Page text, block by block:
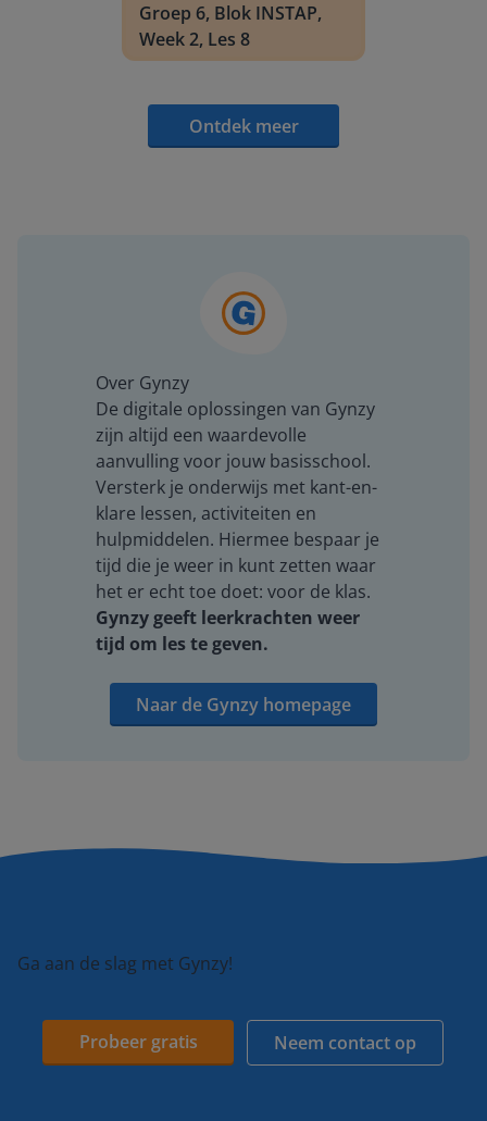
Groep 6, Blok INSTAP,
Week 2, Les 8
Ontdek meer
Over Gynzy
De digitale oplossingen van Gynzy
zijn altijd een waardevolle
aanvulling voor jouw basisschool.
Versterk je onderwijs met kant-en-
klare lessen, activiteiten en
hulpmiddelen. Hiermee bespaar je
tijd die je weer in kunt zetten waar
het er echt toe doet: voor de klas.
Gynzy geeft leerkrachten weer
tijd om les te geven.
Naar de Gynzy homepage
Ga aan de slag met Gynzy!
Probeer gratis Neem contact op